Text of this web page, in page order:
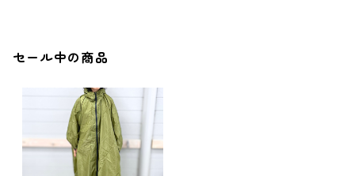
セール中の商品